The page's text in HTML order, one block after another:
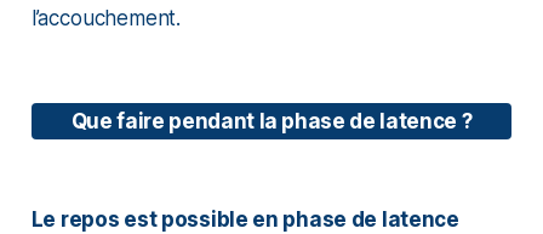
l’accouchement.
Que faire pendant la phase de latence ?
Le repos est possible en phase de latence